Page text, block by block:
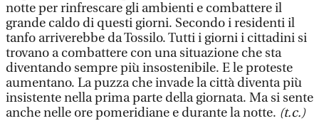
notte per rinfrescare gli ambienti e combattere il
grande caldo di questi giorni. Secondo i residenti il
tanfo arriverebbe da Tossilo. Tutti i giorni i cittadini si
trovano a combattere con una situazione che sta
diventando sempre più insostenibile. E le proteste
aumentano. La puzza che invade la città diventa più
insistente nella prima parte della giornata. Ma si sente
anche nelle ore pomeridiane e durante la notte. (t.c.)